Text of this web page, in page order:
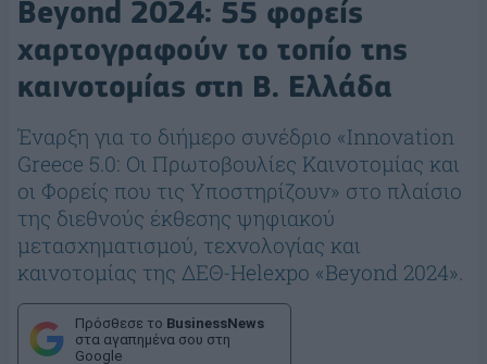
Beyond 2024: 55 φορείς
χαρτογραφούν το τοπίο της
καινοτομίας στη Β. Ελλάδα
Έναρξη για το διήμερο συνέδριο «Innovation
Greece 5.0: Οι Πρωτοβουλίες Καινοτομίας και
οι Φορείς που τις Υποστηρίζουν» στο πλαίσιο
της διεθνούς έκθεσης ψηφιακού
μετασχηματισμού, τεχνολογίας και
καινοτομίας της ΔΕΘ-Helexpo «Beyond 2024».
Πρόσθεσε το BusinessNews
στα αγαπημένα σου στη
Google